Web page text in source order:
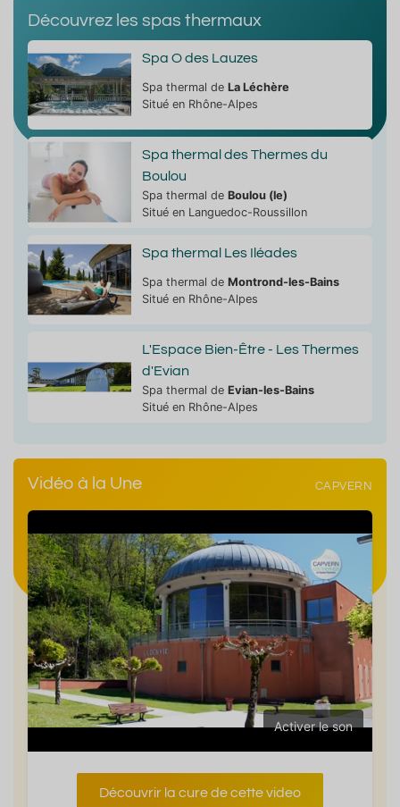
Découvrez les spas thermaux
Spa O des Lauzes
Spa thermal de La Léchère
Situé en Rhône-Alpes
Spa thermal des Thermes du
Boulou
Spa thermal de Boulou (le)
Situé en Languedoc-Roussillon
Spa thermal Les Iléades
Spa thermal de Montrond-les-Bains
Situé en Rhône-Alpes
L'Espace Bien-Être - Les Thermes
d'Evian
Spa thermal de Evian-les-Bains
Situé en Rhône-Alpes
Vidéo à la Une CAPVERN
Activer le son
Découvrir la cure de cette video